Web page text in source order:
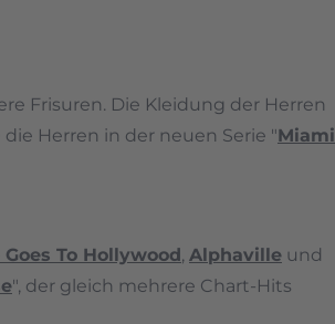
Frisuren. Die Kleidung der Herren
Herren in der neuen Serie "Miami
To Hollywood, Alphaville und
", der gleich mehrere Chart-Hits